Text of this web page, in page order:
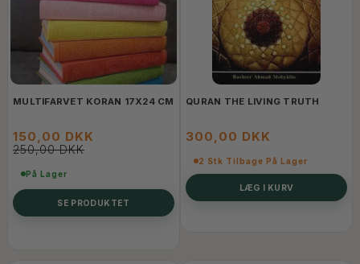
MULTIFARVET KORAN 17X24 CM
150,00 DKK
250,00 DKK
På Lager
SE PRODUKTET
QURAN THE LIVING TRUTH
300,00 DKK
2 Stk Tilbage På Lager
LÆG I KURV